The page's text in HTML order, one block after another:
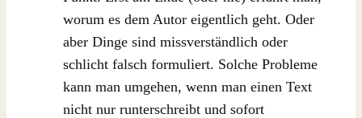
worum es dem Autor eigentlich geht. Oder
aber Dinge sind missverständlich oder
schlicht falsch formuliert. Solche Probleme
kann man umgehen, wenn man einen Text
nicht nur runterschreibt und sofort